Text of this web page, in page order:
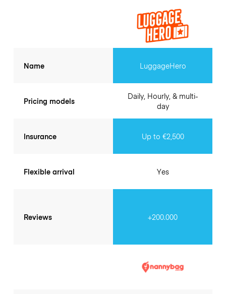
Name
Pricing models
Insurance
Flexible arrival
Reviews
LuggageHero
Daily, Hourly, & multi-
day
Up to €2,500
Yes
+200.000